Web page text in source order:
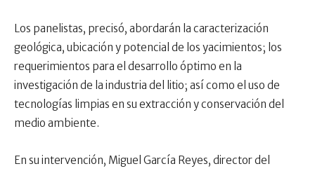
Los panelistas, precisó, abordarán la caracterización
geológica, ubicación y potencial de los yacimientos; los
requerimientos para el desarrollo óptimo en la
investigación de la industria del litio; así como el uso de
tecnologías limpias en su extracción y conservación del
medio ambiente.
En su intervención, Miguel García Reyes, director del